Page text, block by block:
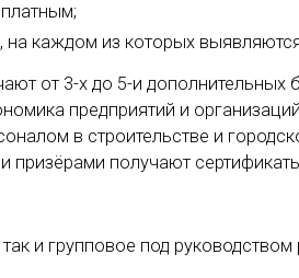
на каждом из которых
от 3-х до 5-и дополнительных
предприятий и
в строительстве и
призёрами получают
и групповое под